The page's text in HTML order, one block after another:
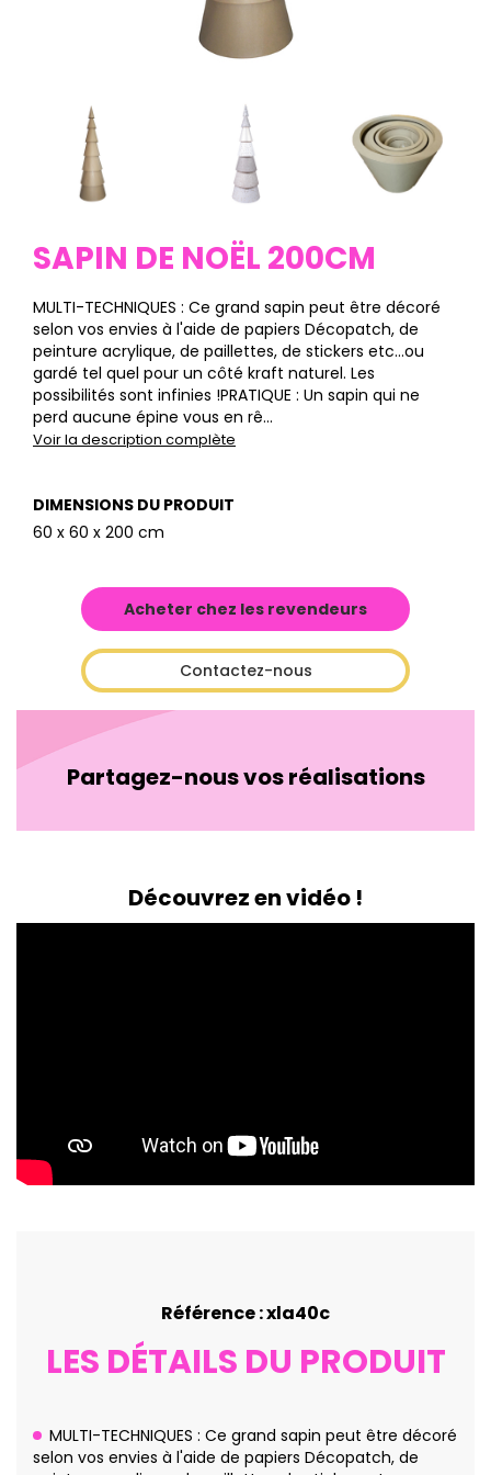
SAPIN DE NOËL 200CM
MULTI-TECHNIQUES : Ce grand sapin peut être décoré
selon vos envies à l'aide de papiers Décopatch, de
peinture acrylique, de paillettes, de stickers etc…ou
gardé tel quel pour un côté kraft naturel. Les
possibilités sont infinies !PRATIQUE : Un sapin qui ne
perd aucune épine vous en rê...
Voir la description complète
DIMENSIONS DU PRODUIT
60 x 60 x 200 cm
Acheter chez les revendeurs
Contactez-nous
Partagez-nous vos réalisations
Découvrez en vidéo !
Référence : xla40c
LES DÉTAILS DU PRODUIT
MULTI-TECHNIQUES : Ce grand sapin peut être décoré
selon vos envies à l'aide de papiers Décopatch, de